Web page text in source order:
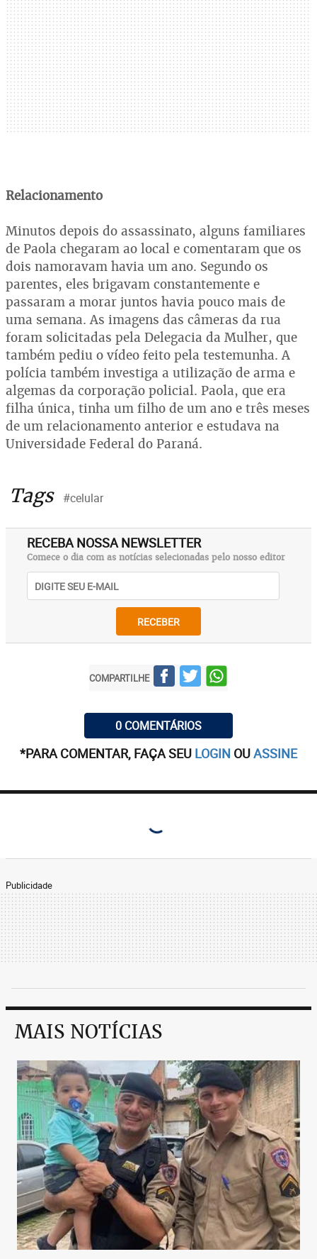
Relacionamento
Minutos depois do assassinato, alguns familiares
de Paola chegaram ao local e comentaram que os
dois namoravam havia um ano. Segundo os
parentes, eles brigavam constantemente e
passaram a morar juntos havia pouco mais de
uma semana. As imagens das câmeras da rua
foram solicitadas pela Delegacia da Mulher, que
também pediu o vídeo feito pela testemunha. A
polícia também investiga a utilização de arma e
algemas da corporação policial. Paola, que era
filha única, tinha um filho de um ano e três meses
de um relacionamento anterior e estudava na
Universidade Federal do Paraná.
Tags #celular
RECEBA NOSSA NEWSLETTER
Comece o dia com as notícias selecionadas pelo nosso editor
RECEBER
COMPARTILHE
0 COMENTÁRIOS
*PARA COMENTAR, FAÇA SEU LOGIN OUASSINE
Publicidade
MAIS NOTÍCIAS